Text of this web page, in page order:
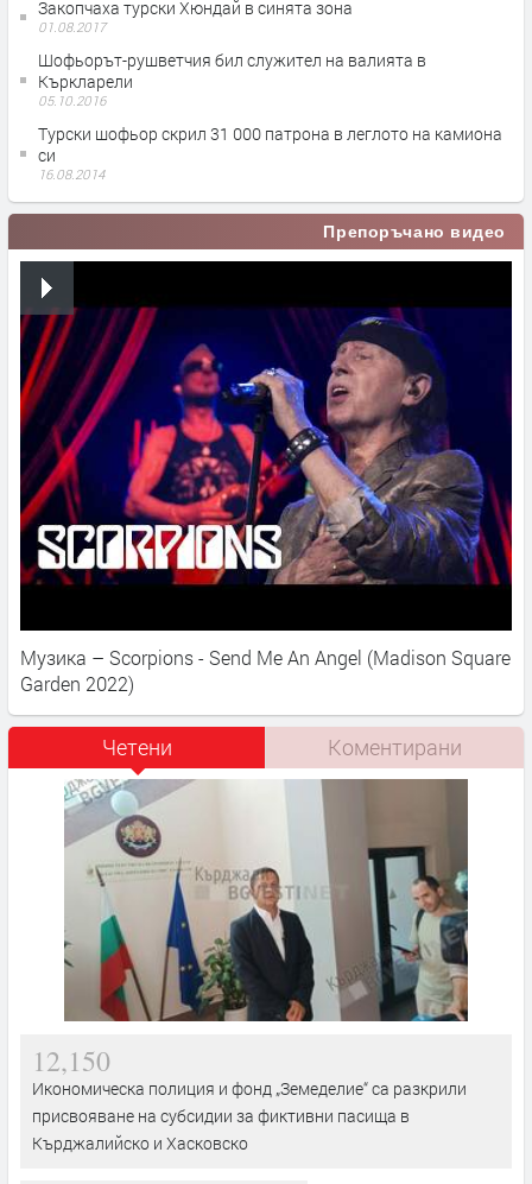
Закопчаха турски Хюндай в синята зона
01.08.2017
Шофьорът-рушветчия бил служител на валията в
Къркларели
05.10.2016
Турски шофьор скрил 31 000 патрона в леглото на камиона
си
16.08.2014
Препоръчано видео
Музика – Scorpions - Send Me An Angel (Madison Square
Garden 2022)
Четени Коментирани
12,150
Икономическа полиция и фонд „Земеделие“ са разкрили
присвояване на субсидии за фиктивни пасища в
Кърджалийско и Хасковско